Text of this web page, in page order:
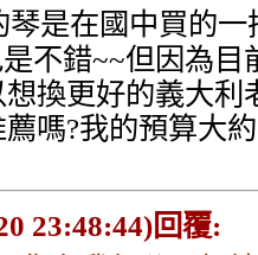
琴是在國中買的一
不錯~~但因為目
換更好的義大利
嗎?我的預算大
23:48:44)回覆: